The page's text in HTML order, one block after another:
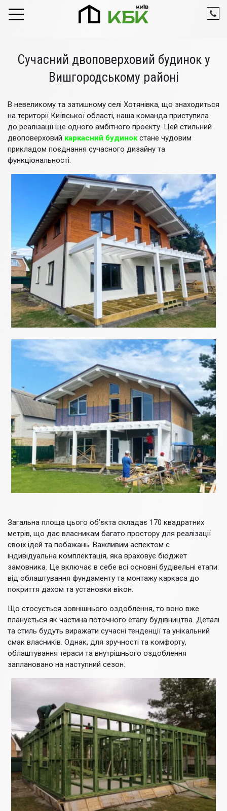
Сучасний двоповерховий будинок у
Вишгородському районі
В невеликому та затишному селі Хотянівка, що знаходиться
на території Київської області, наша команда приступила
до реалізації ще одного амбітного проекту. Цей стильний
двоповерховий каркасний будинокстане чудовим
прикладом поєднання сучасного дизайну та
функціональності.
Загальна площа цього об’єкта складає 170 квадратних
метрів, що дає власникам багато простору для реалізації
своїх ідей та побажань. Важливим аспектом є
індивідуальна комплектація, яка враховує бюджет
замовника. Це включає в себе всі основні будівельні етапи:
від облаштування фундаменту та монтажу каркаса до
покриття дахом та установки вікон.
Що стосується зовнішнього оздоблення, то воно вже
планується як частина поточного етапу будівництва. Деталі
та стиль будуть виражати сучасні тенденції та унікальний
смак власників. Однак, для зручності та комфорту,
облаштування тераси та внутрішнього оздоблення
заплановано на наступний сезон.